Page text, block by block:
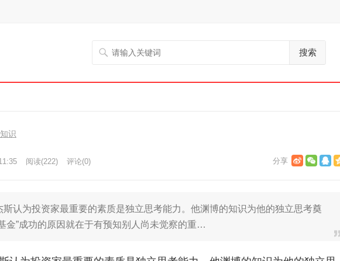
搜索
识
阅读(222) 评论(0)
为投资家最重要的素质是独立思考能力。他渊博的知识为他的独立思考奠
金”成功的原因就在于有预知别人尚未觉察的重…